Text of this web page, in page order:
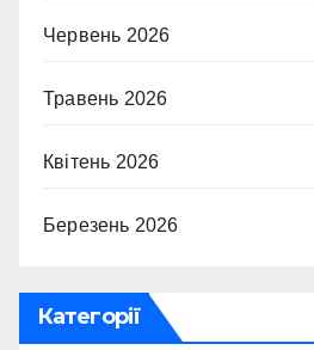
Червень 2026
Травень 2026
Квітень 2026
Березень 2026
Категорії